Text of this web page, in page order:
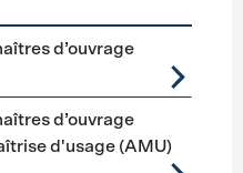
d’ouvrage
d’ouvrage
d'usage (AMU)